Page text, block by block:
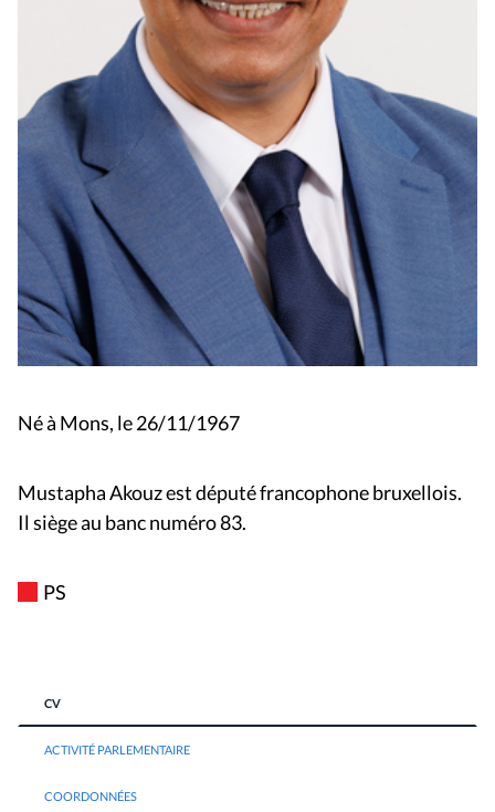
Né à Mons, le 26/11/1967
Mustapha Akouzest député francophone bruxellois.
Il siège au banc numéro 83.
PS
CV
ACTIVITÉ PARLEMENTAIRE
COORDONNÉES